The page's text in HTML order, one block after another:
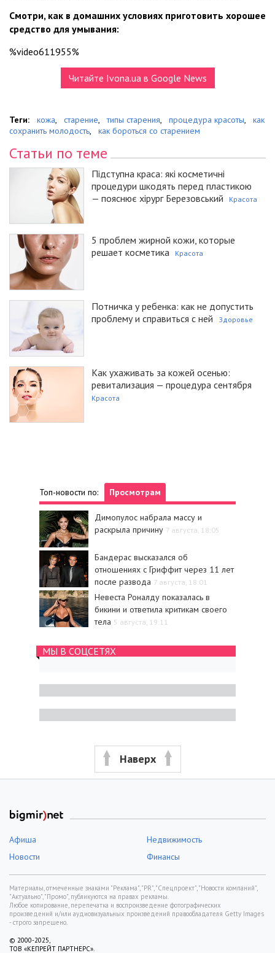
Смотри, как в домашних условиях приготовить хорошее
средство для умывания:
%video611955%
Читайте Ivona.ua в Google News
Теги: кожа, старение, типы старения, процедура красоты,
как
сохранить молодость, как бороться со старением
Статьи по теме
Підступна краса: які косметичні
процедури шкодять перед пластикою
— пояснює хірург Березовський
Красота
5 проблем жирной кожи, которые
решает косметика
Красота
Потничка у ребенка: как не допустить
проблему и справиться с ней
Здоровье
Как ухаживать за кожей осенью:
ревитализация — процедура сентября
Красота
Топ-новости по: Просмотрам
Димопулос набрала массу и
раскрыла причину 7 августа, 18:05
Бандерас высказался об
отношениях с Гриффит через 11 лет
после развода 7 августа, 18:01
Невеста Роналду показалась в
бикини и ответила критикам своего
тела 5 августа, 19:11
МЫ В СОЦСЕТЯХ
Наверх
Афиша
Недвижимость
Новости
Финансы
Материалы, отмеченные знаками "Реклама", "PR", "Спецпроект", "Новости компаний",
"Актуально", "Промо", публикуются на правах рекламы.
Любое копирование, перепечатка и воспроизведение фотографических
произведений и/или аудиовизуальных произведений правообладателя Getty Images
- строго запрещено.
© 2000-2025,
ТОВ «КЕПРЕЙТ ПАРТНЕРС».